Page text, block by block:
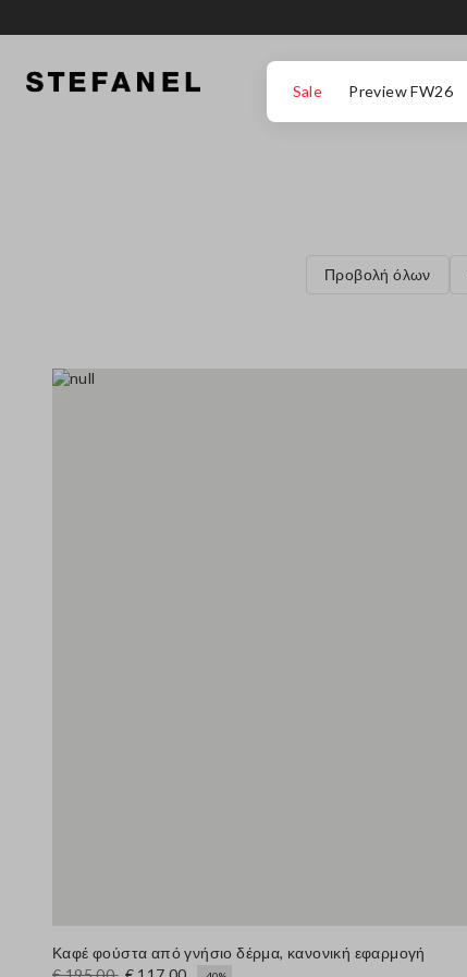
Sale Preview FW26
Προβολή όλων
Καφέ φούστα από γνήσιο δέρμα, κανονική εφαρμογή